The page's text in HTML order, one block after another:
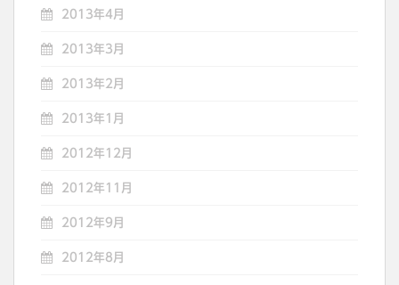
2013年4月
2013年3月
2013年2月
2013年1月
2012年12月
2012年11月
2012年9月
2012年8月